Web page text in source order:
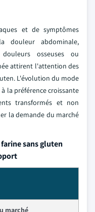
et de symptômes
douleur abdominale,
osseuses ou
attirent l'attention des
L'évolution du mode
la préférence croissante
transformés et non
la demande du marché
sans gluten
marché